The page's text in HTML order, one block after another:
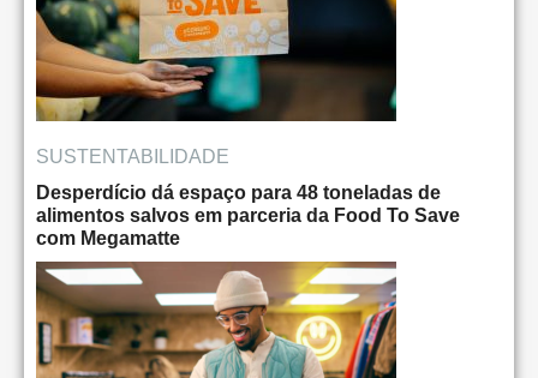
SUSTENTABILIDADE
Desperdício dá espaço para 48 toneladas de
alimentos salvos em parceria da Food To Save
com Megamatte